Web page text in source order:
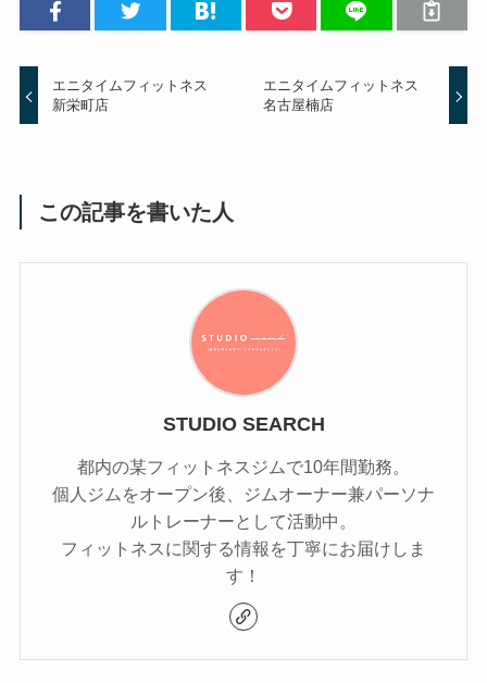
エニタイムフィットネス
新栄町店
エニタイムフィットネス
名古屋楠店
この記事を書いた人
STUDIO SEARCH
都内の某フィットネスジムで10年間勤務。
個人ジムをオープン後、ジムオーナー兼パーソナ
ルトレーナーとして活動中。
フィットネスに関する情報を丁寧にお届けしま
す！